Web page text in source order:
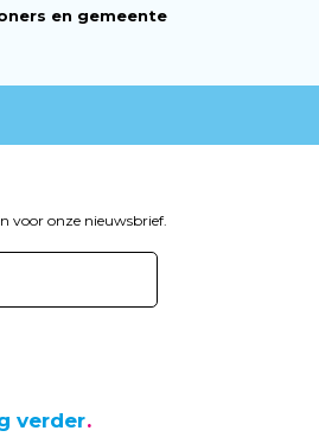
en gemeente
verder
voor onze nieuwsbrief.